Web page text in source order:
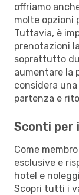
offriamo
molte opzioni
Tuttavia, è
prenotazioni
soprattutto
aumentare la
considera
partenza e
Sconti per
Come
esclusive e
hotel e
Scopri tutti i